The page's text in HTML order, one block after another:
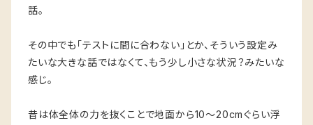
話。
その中でも「テストに間に合わない」とか、そういう設定み
たいな大きな話ではなくて、もう少し小さな状況？みたいな
感じ。
昔は体全体の力を抜くことで地面から10〜20cmぐらい浮